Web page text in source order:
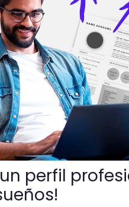
perfil